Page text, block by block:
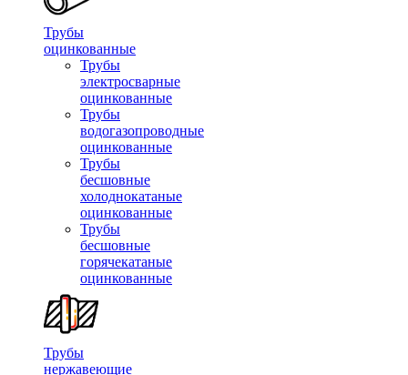
Трубы
оцинкованные
Трубы
электросварные
оцинкованные
Трубы
водогазопроводные
оцинкованные
Трубы
бесшовные
холоднокатаные
оцинкованные
Трубы
бесшовные
горячекатаные
оцинкованные
Трубы
нержавеющие